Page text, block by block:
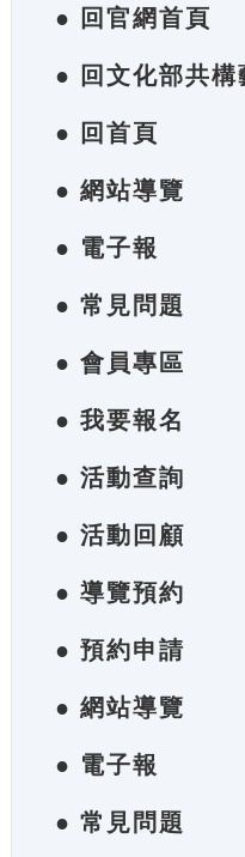
● 回官網首頁
● 回文化部共構
● 回首頁
● 網站導覽
● 電子報
● 常見問題
● 會員專區
● 我要報名
● 活動查詢
● 活動回顧
● 導覽預約
● 預約申請
● 網站導覽
● 電子報
● 常見問題